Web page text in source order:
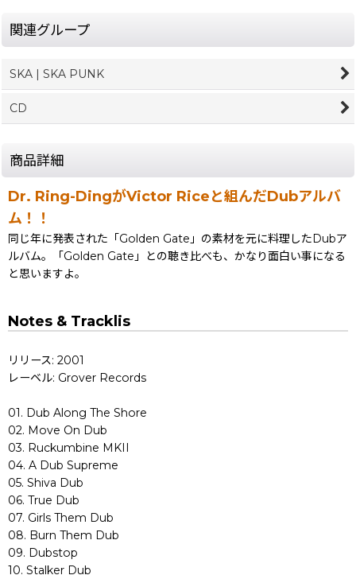
関連グループ
SKA | SKA PUNK
CD
商品詳細
Dr. Ring-DingがVictor Riceと組んだDubアルバ
ム！！
同じ年に発表された「Golden Gate」の素材を元に料理したDubア
ルバム。「Golden Gate」との聴き比べも、かなり面白い事になる
と思いますよ。
Notes & Tracklis
リリース: 2001
レーベル: Grover Records
01. Dub Along The Shore
02. Move On Dub
03. Ruckumbine MKII
04. A Dub Supreme
05. Shiva Dub
06. True Dub
07. Girls Them Dub
08. Burn Them Dub
09. Dubstop
10. Stalker Dub